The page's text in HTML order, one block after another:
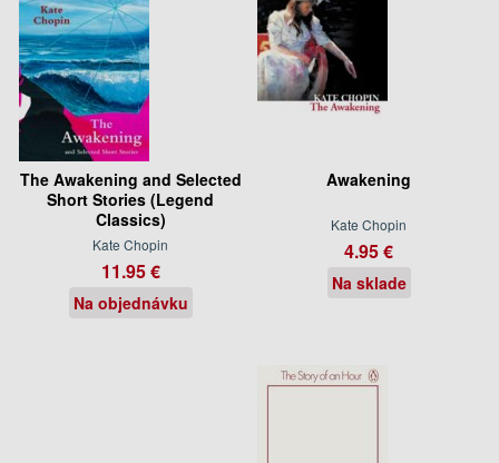
The Awakening and Selected
Short Stories (Legend
Classics)
Kate Chopin
11.95 €
Na objednávku
Awakening
Kate Chopin
4.95 €
Na sklade